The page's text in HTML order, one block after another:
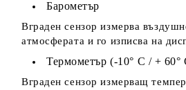
Барометър
Вграден сензор измерва
атмосферата и го изписва на
Термометър (-10° С / + 60°
Вграден сензор измерващ